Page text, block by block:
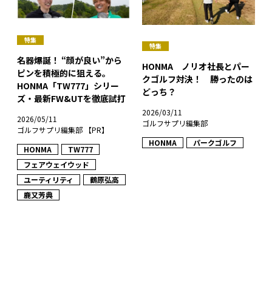
特集
名器爆誕！ “顔が良い”から
ピンを積極的に狙える。
HONMA「TW777」シリー
ズ・最新FW&UTを徹底試打
2026/05/11
ゴルフサプリ編集部 【PR】
HONMA
TW777
フェアウェイウッド
ユーティリティ
鶴原弘高
鹿又芳典
特集
HONMA ノリオ社長とパー
クゴルフ対決！ 勝ったのは
どっち？
2026/03/11
ゴルフサプリ編集部
HONMA
パークゴルフ